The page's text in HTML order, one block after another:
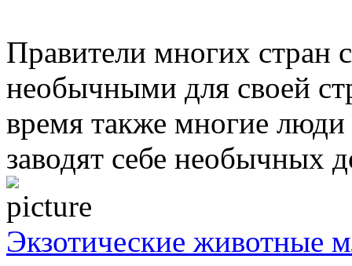
Правители многих стран
необычными для своей
время также многие люди
заводят себе
Экзотические животные